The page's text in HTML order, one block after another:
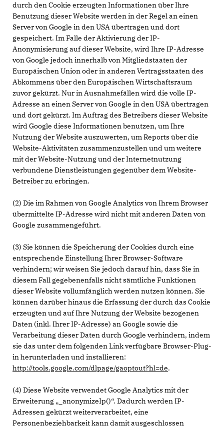
durch den Cookie erzeugten Informationen über Ihre
Benutzung dieser Website werden in der Regel an einen
Server von Google in den USA übertragen und dort
gespeichert. Im Falle der Aktivierung der IP-
Anonymisierung auf dieser Website, wird Ihre IP-Adresse
von Google jedoch innerhalb von Mitgliedstaaten der
Europäischen Union oder in anderen Vertragsstaaten des
Abkommens über den Europäischen Wirtschaftsraum
zuvor gekürzt. Nur in Ausnahmefällen wird die volle IP-
Adresse an einen Server von Google in den USA übertragen
und dort gekürzt. Im Auftrag des Betreibers dieser Website
wird Google diese Informationen benutzen, um Ihre
Nutzung der Website auszuwerten, um Reports über die
Website-Aktivitäten zusammenzustellen und um weitere
mit der Website-Nutzung und der Internetnutzung
verbundene Dienstleistungen gegenüber dem Website-
Betreiber zu erbringen.
(2) Die im Rahmen von Google Analytics von Ihrem Browser
übermittelte IP-Adresse wird nicht mit anderen Daten von
Google zusammengeführt.
(3) Sie können die Speicherung der Cookies durch eine
entsprechende Einstellung Ihrer Browser-Software
verhindern; wir weisen Sie jedoch darauf hin, dass Sie in
diesem Fall gegebenenfalls nicht sämtliche Funktionen
dieser Website vollumfänglich werden nutzen können. Sie
können darüber hinaus die Erfassung der durch das Cookie
erzeugten und auf Ihre Nutzung der Website bezogenen
Daten (inkl. Ihrer IP-Adresse) an Google sowie die
Verarbeitung dieser Daten durch Google verhindern, indem
sie das unter dem folgenden Link verfügbare Browser-Plug-
in herunterladen und installieren:
http://tools.google.com/dlpage/gaoptout?hl=de.
(4) Diese Website verwendet Google Analytics mit der
Erweiterung „_anonymizeIp()“. Dadurch werden IP-
Adressen gekürzt weiterverarbeitet, eine
Personenbeziehbarkeit kann damit ausgeschlossen